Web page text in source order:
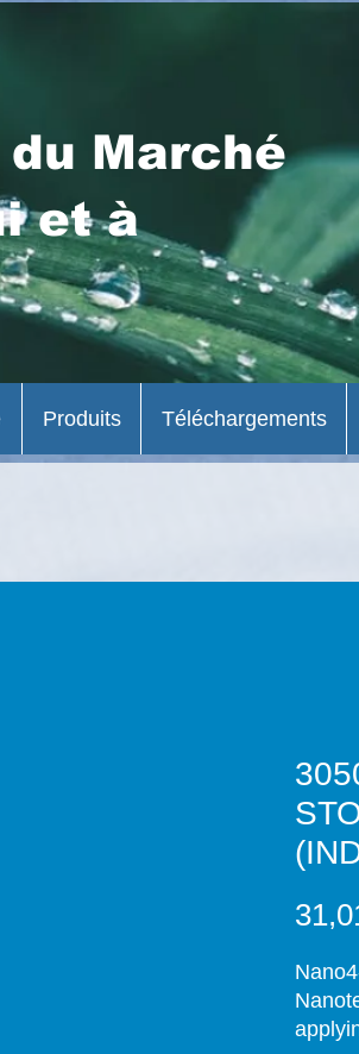
Marché
et à
Produits Téléchargements